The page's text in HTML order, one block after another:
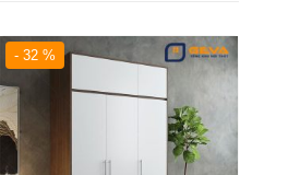
- 32 %